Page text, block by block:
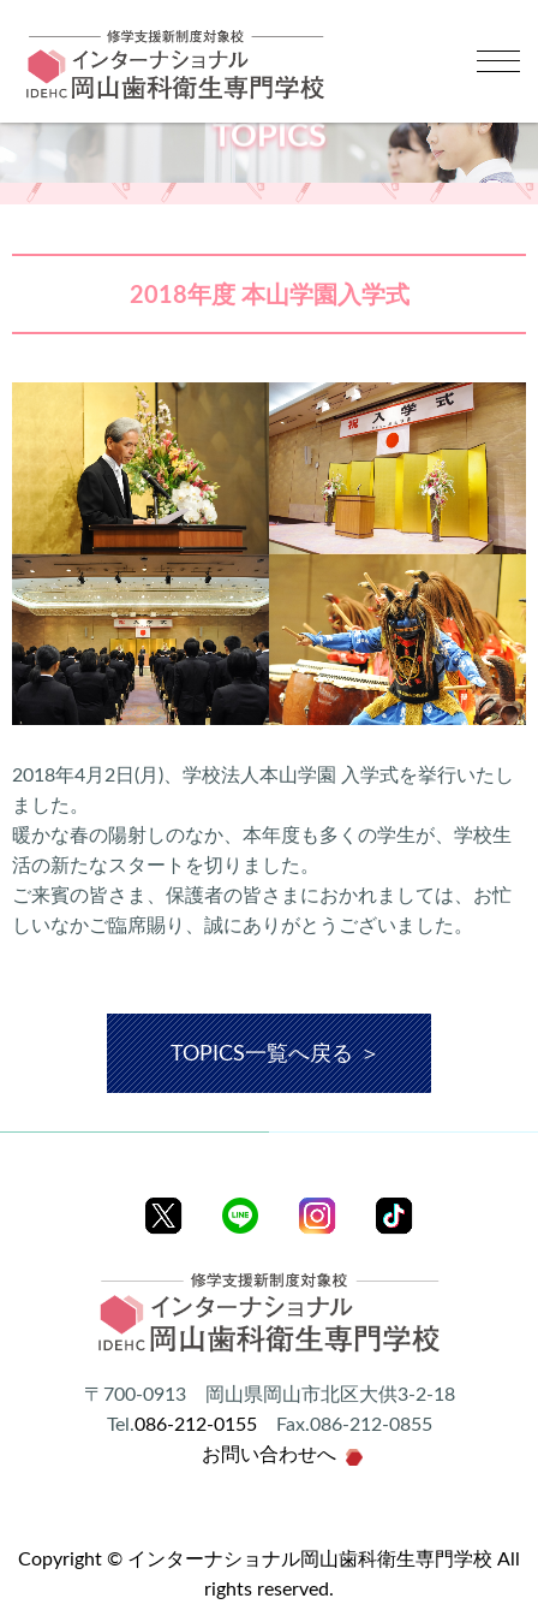
TOPICS
2018年度 本山学園入学式
2018年4月2日(月)、学校法人本山学園 入学式を挙行いたし
ました。
暖かな春の陽射しのなか、本年度も多くの学生が、学校生
活の新たなスタートを切りました。
ご来賓の皆さま、保護者の皆さまにおかれましては、お忙
しいなかご臨席賜り、誠にありがとうございました。
TOPICS一覧へ戻る ＞
〒700-0913 岡山県岡山市北区大供3-2-18
Tel.086-212-0155Fax.086-212-0855
お問い合わせへ
Copyright © インターナショナル岡山歯科衛生専門学校 All
rights reserved.